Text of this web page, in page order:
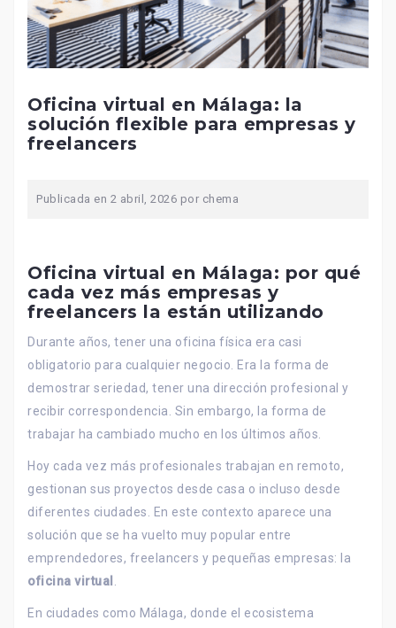
Oficina virtual en Málaga: la
solución flexible para empresas y
freelancers
Publicada en 2 abril, 2026 por chema
Oficina virtual en Málaga: por qué
cada vez más empresas y
freelancers la están utilizando
Durante años, tener una oficina física era casi
obligatorio para cualquier negocio. Era la forma de
demostrar seriedad, tener una dirección profesional y
recibir correspondencia. Sin embargo, la forma de
trabajar ha cambiado mucho en los últimos años.
Hoy cada vez más profesionales trabajan en remoto,
gestionan sus proyectos desde casa o incluso desde
diferentes ciudades. En este contexto aparece una
solución que se ha vuelto muy popular entre
emprendedores, freelancers y pequeñas empresas: la
oficina virtual .
En ciudades como Málaga, donde el ecosistema